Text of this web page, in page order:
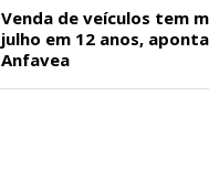
Venda de veículos tem
julho em 12 anos, aponta
Anfavea